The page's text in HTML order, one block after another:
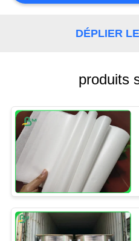
CAS
PRIVACY
POLICY
DÉPLIER
produits